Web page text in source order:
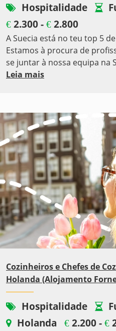
Hospitalidade
€ 2.300 - € 2.800
A Suecia está no teu top 5
Estamos à procura de
se juntar à nossa equipa na
Leia mais
Cozinheiros e Chefes de
Holanda (Alojamento
Hospitalidade
Holanda
€ 2.200 - €